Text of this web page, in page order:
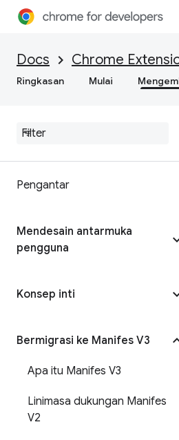
Docs Chrome
Ringkasan Mulai
Pengantar
Mendesain antarmuka
pengguna
Konsep inti
Bermigrasi ke Manifes V3
Apa itu Manifes V3
Linimasa dukungan Manifes
V2